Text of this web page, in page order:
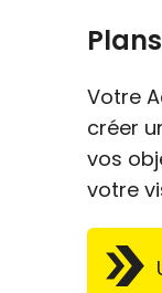
Votre
créer
vos
votre